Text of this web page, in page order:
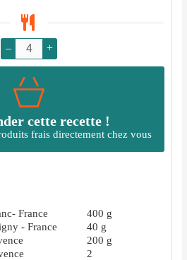
– +
cette recette !
frais directement chez vous
France 400 g
- France
40 g
200 g
2